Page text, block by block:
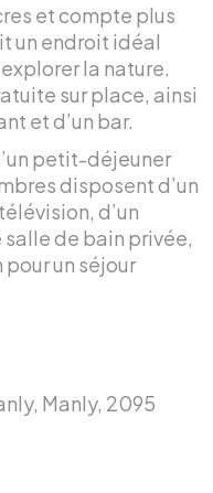
et compte plus
un endroit idéal
la nature.
sur place, ainsi
et d’un bar.
petit-déjeuner
disposent d’un
d’un
de bain privée,
un séjour
Manly, 2095